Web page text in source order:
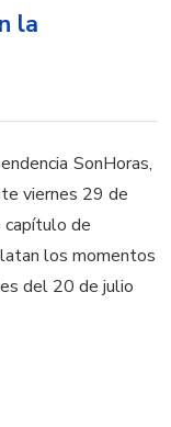
la
SonHoras,
viernes 29 de
capítulo de
los momentos
del 20 de julio